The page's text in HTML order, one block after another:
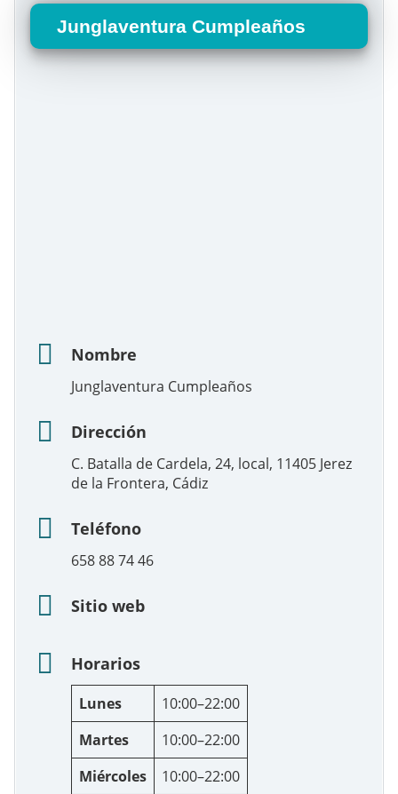
Junglaventura Cumpleaños
Nombre
Junglaventura Cumpleaños
Dirección
C. Batalla de Cardela, 24, local, 11405 Jerez
de la Frontera, Cádiz
Teléfono
658 88 74 46
Sitio web
Horarios
Lunes
10:00–22:00
Martes
10:00–22:00
Miércoles
10:00–22:00